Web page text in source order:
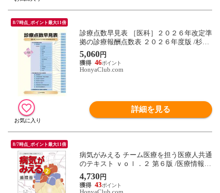
8/7時点_ポイント最大11倍
診療点数早見表 ［医科］２０２６年改定準
拠の診療報酬点数表 ２０２６年度版 /杉本
恵申
5,060円
46
HonyaClub.com
詳細を見る
8/7時点_ポイント最大11倍
病気がみえる チーム医療を担う医療人共通
のテキスト ｖｏｌ．２ 第６版 /医療情報科
学研究所
4,730円
43